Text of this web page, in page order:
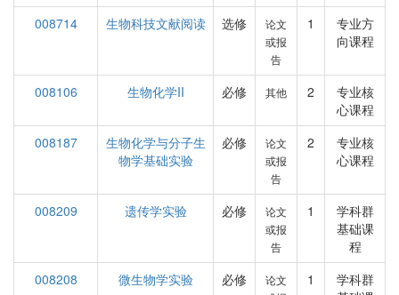
008714
生物科技文献阅读 选修
论文
或报
告
1
专业方
向课程
008106 生物化学II 必修 其他 2
专业核
心课程
008187
生物化学与分子生
物学基础实验
必修
论文
或报
告
2
专业核
心课程
008209 遗传学实验 必修
论文
或报
告
1
学科群
基础课
程
008208
微生物学实验 必修
论文
1
学科群